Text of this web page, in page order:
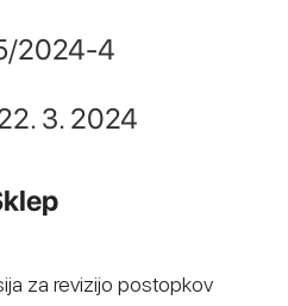
2024-4
3. 2024
za revizijo postopkov